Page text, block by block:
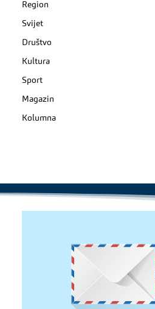
Region
Svijet
Društvo
Kultura
Sport
Magazin
Kolumna